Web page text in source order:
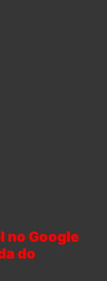
no Google
do